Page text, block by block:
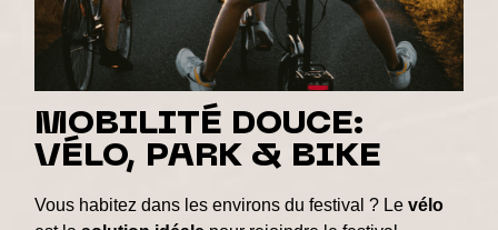
MOBILITÉ DOUCE:
VÉLO, PARK & BIKE
Vous habitez dans les environs du festival ? Levélo